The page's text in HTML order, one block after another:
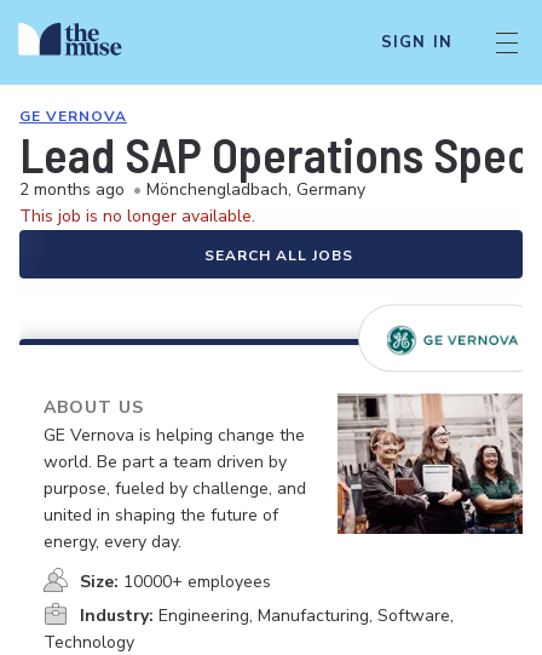
SIGN IN
GE VERNOVA
Lead SAP Operations
2 months ago • Mönchengladbach, Germany
This job is no longer available.
SEARCH ALL JOBS
ABOUT US
GE Vernova is helping change the
world. Be part a team driven by
purpose, fueled by challenge, and
united in shaping the future of
energy, every day.
Size: 10000+ employees
Industry: Engineering, Manufacturing, Software,
Technology